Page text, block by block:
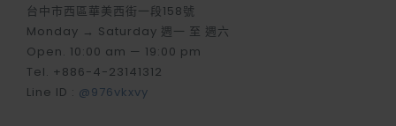
台中市西區華美西街一段158號
Monday → Saturday 週一 至 週六
Open. 10:00 am — 19:00 pm
Tel. +886-4-23141312
Line ID : @976vkxvy